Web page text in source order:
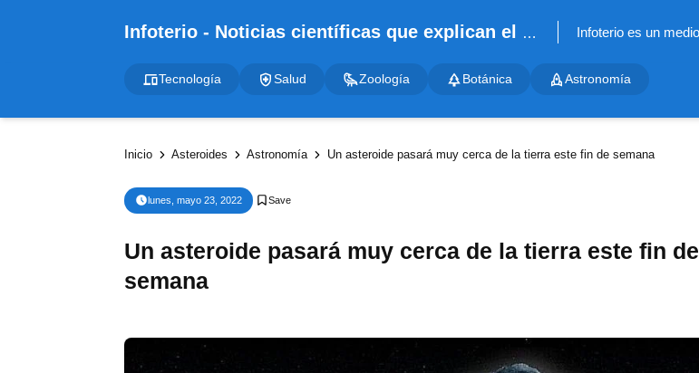
Infoterio - Noticias científicas que explican el mundo
Tecnología Salud Zoología Botánica Astronomía
Inicio Asteroides Astronomía Un asteroide pasará muy cerca de la tierra este fin de semana
lunes, mayo 23, 2022
Un asteroide pasará muy cerca de la tierra este fin de
semana